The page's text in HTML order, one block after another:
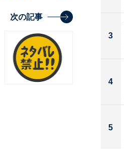
次の記事
3
4
5